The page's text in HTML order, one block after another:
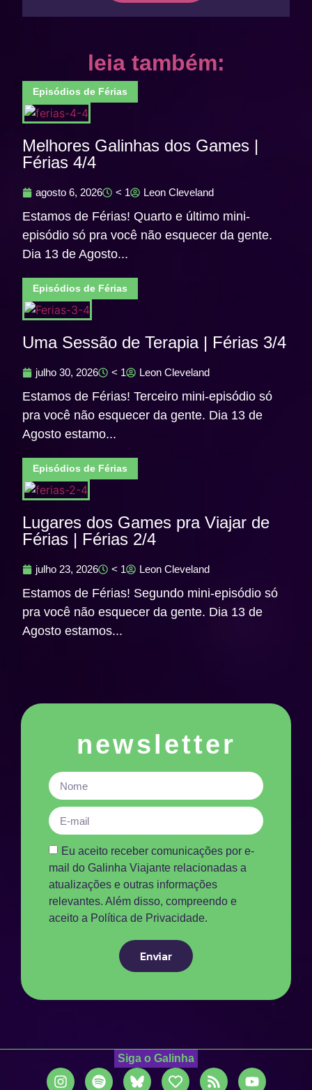
leia também:
Episódios de Férias
Melhores Galinhas dos Games |
Férias 4/4
agosto 6, 2026 < 1 Leon Cleveland
Estamos de Férias! Quarto e último mini-
episódio só pra você não esquecer da gente.
Dia 13 de Agosto...
Episódios de Férias
Uma Sessão de Terapia | Férias 3/4
julho 30, 2026 < 1 Leon Cleveland
Estamos de Férias! Terceiro mini-episódio só
pra você não esquecer da gente. Dia 13 de
Agosto estamo...
Episódios de Férias
Lugares dos Games pra Viajar de
Férias | Férias 2/4
julho 23, 2026 < 1 Leon Cleveland
Estamos de Férias! Segundo mini-episódio só
pra você não esquecer da gente. Dia 13 de
Agosto estamos...
newsletter
Eu aceito receber comunicações por e-
mail do Galinha Viajante relacionadas a
atualizações e outras informações
relevantes. Além disso, compreendo e
aceito a Política de Privacidade.
Enviar
Siga o Galinha